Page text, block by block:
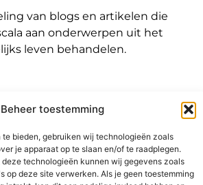
Beheer toestemming
te bieden, gebruiken wij technologieën zoals
je apparaat op te slaan en/of te raadplegen.
deze technologieën kunnen wij gegevens zoals
op deze site verwerken. Als je geen toestemming
van blogs en artikelen die
aan onderwerpen uit het
leven behandelen.